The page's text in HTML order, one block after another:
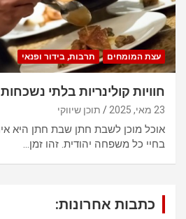
עצת המומחים תרבות, בידור ופנאי
חוויות קולינריות בלתי
23 מאי, 2025 תוכן שיווקי
אוכל מוכן לשבת חתן שבת חתן היא
בחיי כל משפחה יהודית. זהו זמן…
כתבות אחרונות: